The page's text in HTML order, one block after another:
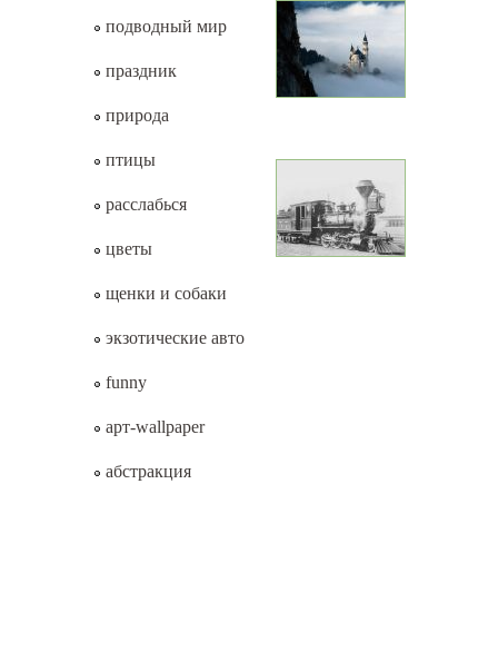
подводный мир
праздник
природа
птицы
расслабься
цветы
щенки и собаки
экзотические авто
funny
арт-wallpaper
абстракция